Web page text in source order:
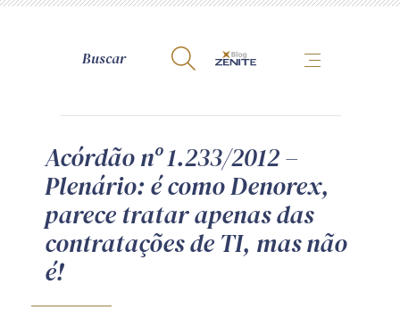
A Zênite
Como publicar conosco
Site da Zênite
Contato
Acórdão nº 1.233/2012 –
Plenário: é como Denorex,
parece tratar apenas das
contratações de TI, mas não
é!